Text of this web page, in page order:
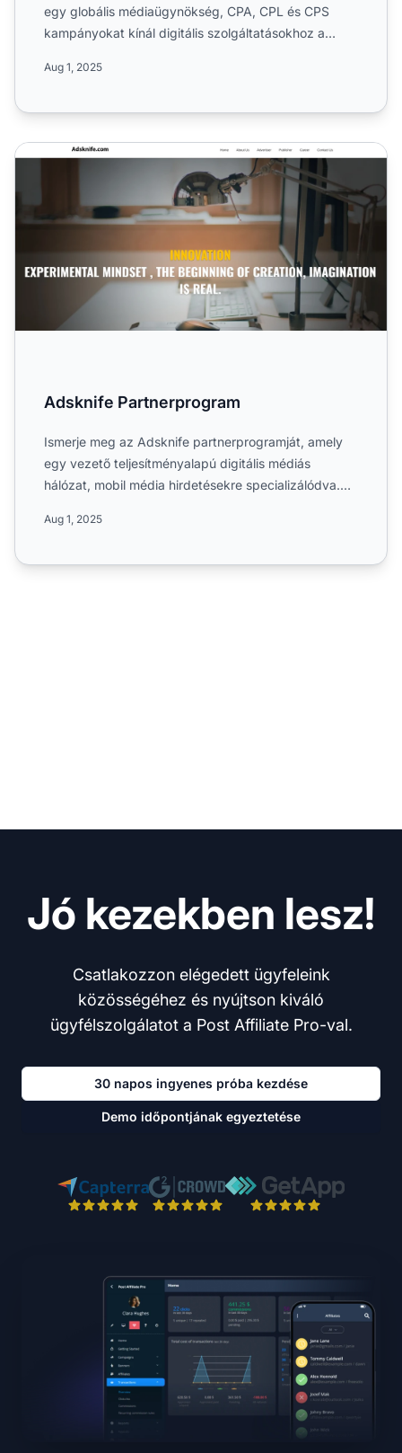
egy globális médiaügynökség, CPA, CPL és CPS
kampányokat kínál digitális szolgáltatásokhoz a
Aug 1, 2025
Adsknife Partnerprogram
Adsknife Partnerprogram
Ismerje meg az Adsknife partnerprogramját, amely
egy vezető teljesítményalapú digitális médiás
hálózat, mobil média hirdetésekre specializálódva.
Aug 1, 2025
Jó kezekben lesz!
Csatlakozzon elégedett ügyfeleink
közösségéhez és nyújtson kiváló
ügyfélszolgálatot a Post Affiliate Pro-val.
30 napos ingyenes próba kezdése
Demo időpontjának egyeztetése